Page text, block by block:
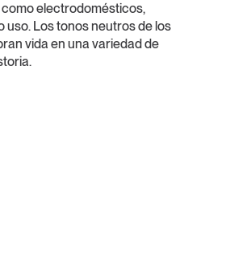
electrodomésticos,
Los tonos neutros de los
vida en una variedad de